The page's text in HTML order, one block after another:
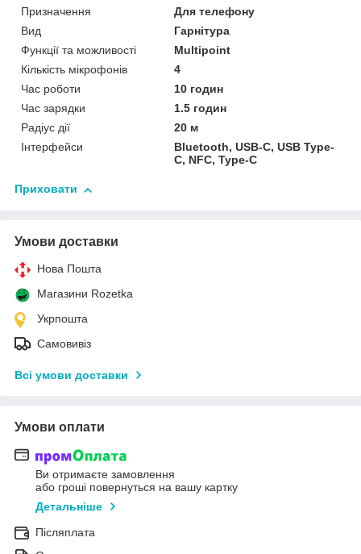
Призначення
Для телефону
Вид
Гарнітура
Функції та можливості
Multipoint
Кількість мікрофонів
4
Час роботи
10 годин
Час зарядки
1.5 годин
Радіус дії
20 м
Інтерфейси
Bluetooth, USB-C, USB Type-
C, NFC, Type-C
Приховати
Умови доставки
Нова Пошта
Магазини Rozetka
Укрпошта
Самовивіз
Всі умови доставки
Умови оплати
Ви отримаєте замовлення
або гроші повернуться на вашу картку
Детальніше
Післяплата